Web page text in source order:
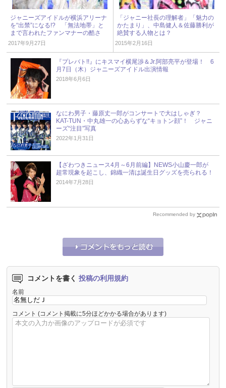
ジャニーズアイドルが横浜アリーナ
を“出禁”になる!? 「無法地帯」と
まで言われたファンマナーの酷さ
2017年9月27日
「ジャニー社長の理解者」「魅力の
かたまり」、中島健人＆佐藤勝利が
絶賛する人物とは？
2015年2月16日
『プレバト!!』にキスマイ横尾渉＆Jr.阿部亮平が登場！ 6
月7日（木）ジャニーズアイドル出演情報
2018年6月6日
なにわ男子・藤原丈一郎がコンサートで大はしゃぎ？
KAT-TUN・中丸雄一の心あらずな“キョトン顔”！ ジャニ
ーズ“注目”写真
2022年1月31日
【ざわつきニュース4月～6月前編】NEWS小山慶一郎が
超常現象を起こし、錦織一清は誕生日グッズを売られる！
2014年7月28日
Recommended by
コメントを書く 投稿の利用規約
名前
コメント (コメント掲載に5分ほどかかる場合があります)